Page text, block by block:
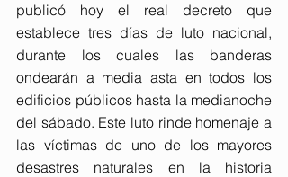
publicó hoy el real decreto que
establece tres días de luto nacional,
durante los cuales las banderas
ondearán a media asta en todos los
edificios públicos hasta la medianoche
del sábado. Este luto rinde homenaje a
las víctimas de uno de los mayores
desastres naturales en la historia